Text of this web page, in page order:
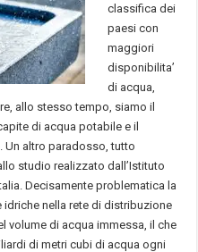
classifica dei
paesi con
maggiori
disponibilita’
di acqua,
allo stesso tempo, siamo il
di acqua potabile e il
Un altro paradosso, tutto
studio realizzato dall’Istituto
Decisamente problematica la
nella rete di distribuzione
volume di acqua immessa, il che
di metri cubi di acqua ogni